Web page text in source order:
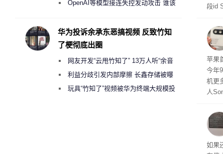
段id
苹果
今年
机更
人
蓝
ra的
生产
如果
2000美元一晚 遭讽“反乌托邦”
OpenAI等模型接连失控发动攻击 谁该
华为投诉余承东恶搞视频 反致竹知
了梗彻底出圈
网友开发“云甩竹知了” 13万人听“余音
绕梁”利益分歧引发内部摩擦 长鑫存储被曝
曾将华为驻场工程师驱逐出研发基地
玩具“竹知了”视频被华为终端大规模投